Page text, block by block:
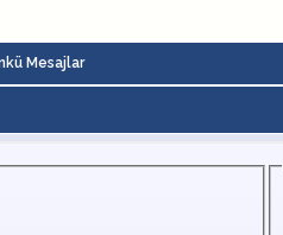
Mesajlar